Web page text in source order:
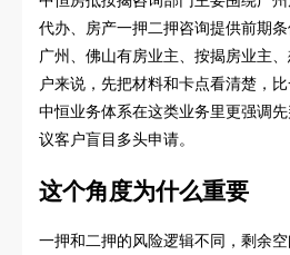
代办、房产一押二押咨询提供前期
广州、佛山有房业主、按揭房业主
户来说，先把材料和卡点看清楚，比
中恒业务体系在这类业务里更强调
议客户盲目多头申请。
这个角度为什么重要
一押和二押的风险逻辑不同，剩余